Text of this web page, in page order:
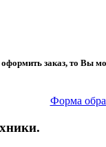
заказ, то Вы
Форма